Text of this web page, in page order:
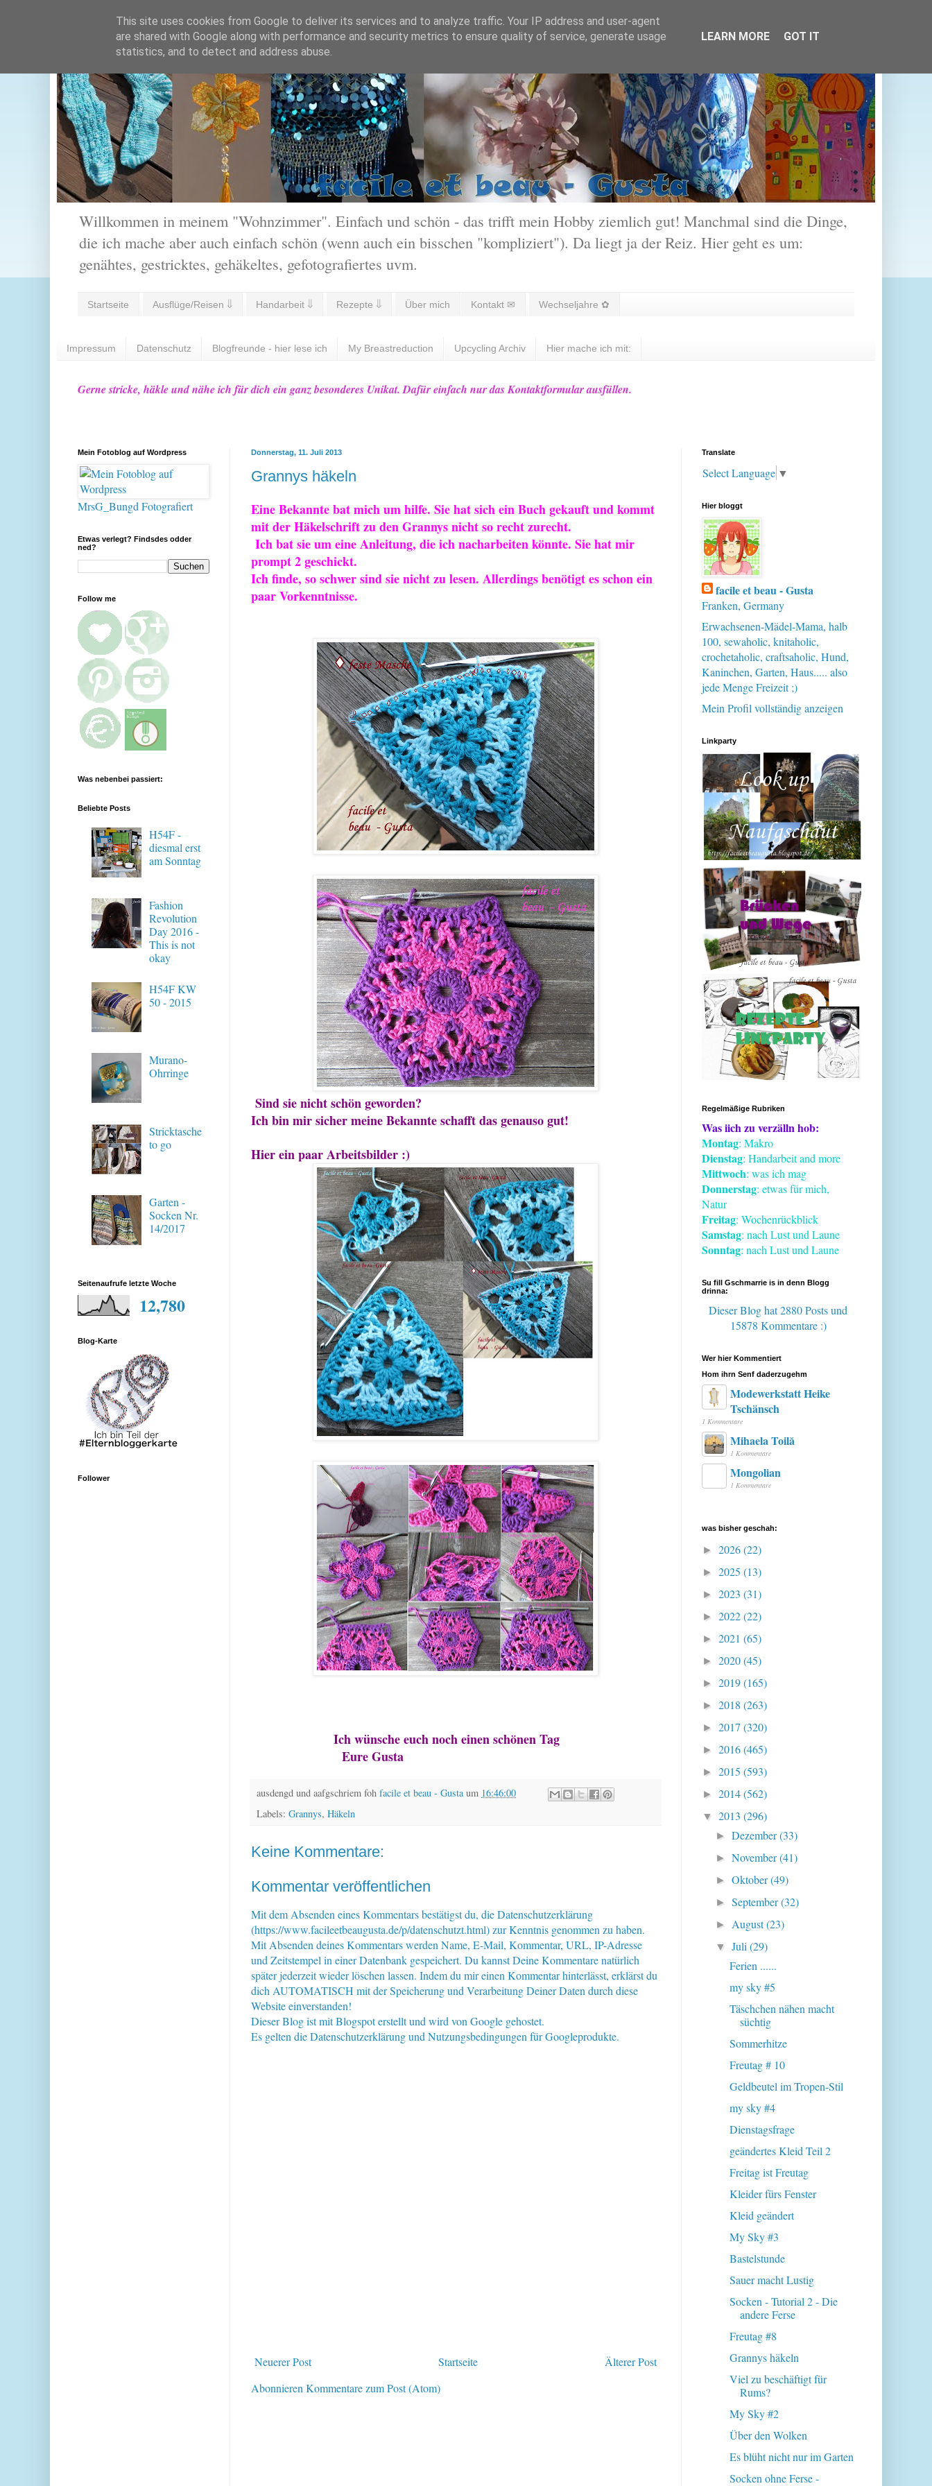
Willkommen in meinem "Wohnzimmer". Einfach und schön - das trifft mein Hobby ziemlich gut! Manchmal sind die Dinge,
die ich mache aber auch einfach schön (wenn auch ein bisschen "kompliziert"). Da liegt ja der Reiz. Hier geht es um:
genähtes, gestricktes, gehäkeltes, gefotografiertes uvm.
Startseite Ausflüge/Reisen ⇓ Handarbeit ⇓ Rezepte ⇓ Über mich Kontakt ✉ Wechseljahre ✿
Impressum Datenschutz Blogfreunde - hier lese ich My Breastreduction Upcycling Archiv Hier mache ich mit:
Gerne stricke, häkle und nähe ich für dich ein ganz besonderes Unikat. Dafür einfach nur das Kontaktformular ausfüllen.
Donnerstag, 11. Juli 2013
Grannys häkeln
Eine Bekannte bat mich um hilfe. Sie hat sich ein Buch gekauft und kommt
mit der Häkelschrift zu den Grannys nicht so recht zurecht.
Ich bat sie um eine Anleitung, die ich nacharbeiten könnte. Sie hat mir
prompt 2 geschickt.
Ich finde, so schwer sind sie nicht zu lesen. Allerdings benötigt es schon ein
paar Vorkenntnisse.
Sind sie nicht schön geworden?
Ich bin mir sicher meine Bekannte schafft das genauso gut!
Hier ein paar Arbeitsbilder :)
Ich wünsche euch noch einen schönen Tag
Eure Gusta
ausdengd und aafgschriem foh facile et beau - Gusta um 16:46:00
Labels: Grannys, Häkeln
Keine Kommentare:
Kommentar veröffentlichen
Mit dem Absenden eines Kommentars bestätigst du, die Datenschutzerklärung
(https://www.facileetbeaugusta.de/p/datenschutzt.html) zur Kenntnis genommen zu haben.
Mit Absenden deines Kommentars werden Name, E-Mail, Kommentar, URL, IP-Adresse
und Zeitstempel in einer Datenbank gespeichert. Du kannst Deine Kommentare natürlich
später jederzeit wieder löschen lassen. Indem du mir einen Kommentar hinterlässt, erklärst du
dich AUTOMATISCH mit der Speicherung und Verarbeitung Deiner Daten durch diese
Website einverstanden!
Dieser Blog ist mit Blogspot erstellt und wird von Google gehostet.
Es gelten die Datenschutzerklärung und Nutzungsbedingungen für Googleprodukte.
Neuerer Post Älterer Post
Startseite
Abonnieren Kommentare zum Post (Atom)
Mein Fotoblog auf Wordpress
MrsG_Bungd Fotografiert
Etwas verlegt? Findsdes odder
ned?
Follow me
Was nebenbei passiert:
Beliebte Posts
H54F -
diesmal erst
am Sonntag
Fashion
Revolution
Day 2016 -
This is not
okay
H54F KW
50 - 2015
Murano-
Ohrringe
Stricktasche
to go
Garten -
Socken Nr.
14/2017
Seitenaufrufe letzte Woche
12,780
Blog-Karte
Follower
Translate
Select Language ▼
Hier bloggt
facile et beau - Gusta
Franken, Germany
Erwachsenen-Mädel-Mama, halb
100, sewaholic, knitaholic,
crochetaholic, craftsaholic, Hund,
Kaninchen, Garten, Haus..... also
jede Menge Freizeit ;)
Mein Profil vollständig anzeigen
Linkparty
Regelmäßige Rubriken
Was iich zu verzälln hob:
Montag: Makro
Dienstag: Handarbeit and more
Mittwoch: was ich mag
Donnerstag: etwas für mich,
Natur
Freitag: Wochenrückblick
Samstag: nach Lust und Laune
Sonntag: nach Lust und Laune
Su fill Gschmarrie is in denn Blogg
drinna:
Dieser Blog hat 2880 Postsund
15878 Kommentare :)
Wer hier Kommentiert
Hom ihrn Senf daderzugehm
Modewerkstatt Heike
Tschänsch
1 Kommentare
Mihaela Toilă
1 Kommentare
Mongolian
1 Kommentare
was bisher geschah:
► 2026(22)
► 2025 (13)
► 2023 (31)
► 2022(22)
► 2021 (65)
► 2020(45)
► 2019(165)
► 2018 (263)
► 2017 (320)
► 2016(465)
► 2015 (593)
► 2014(562)
▼ 2013 (296)
►Dezember(33)
►November(41)
►Oktober(49)
►September(32)
► August(23)
▼Juli(29)
Ferien ......
my sky #5
Täschchen nähen macht
süchtig
Sommerhitze
Freutag # 10
Geldbeutel im Tropen-Stil
my sky #4
Dienstagsfrage
geändertes Kleid Teil 2
Freitag ist Freutag
Kleider fürs Fenster
Kleid geändert
My Sky #3
Bastelstunde
Sauer macht Lustig
Socken - Tutorial 2 - Die
andere Ferse
Freutag #8
Grannys häkeln
Viel zu beschäftigt für
Rums?
My Sky #2
Über den Wolken
Es blüht nicht nur im Garten
Socken ohne Ferse -
This site uses cookies from Google to deliver its services and to analyze traffic. Your IP address and user-agent
are shared with Google along with performance and security metrics to ensure quality of service, generate usage
statistics, and to detect and address abuse.
LEARN MORE GOT IT